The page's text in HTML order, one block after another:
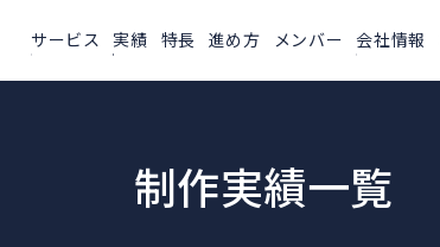
サービス 実績 特長 進め方 メンバー 会社情報
制作実績一覧